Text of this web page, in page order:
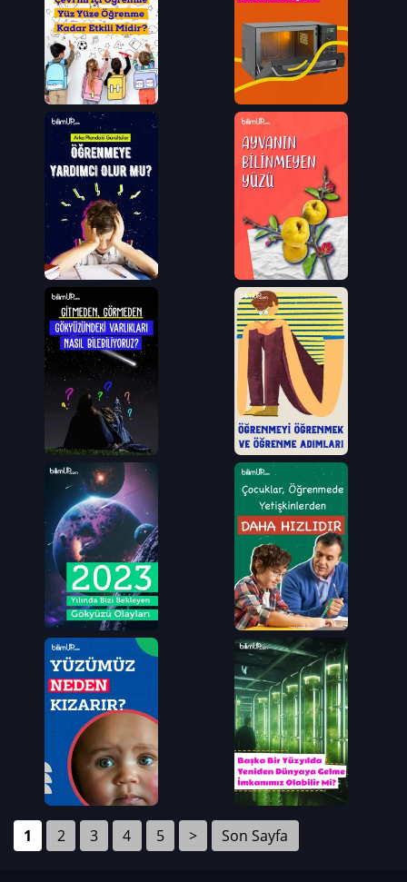
1 2 3 4 5 > Son Sayfa